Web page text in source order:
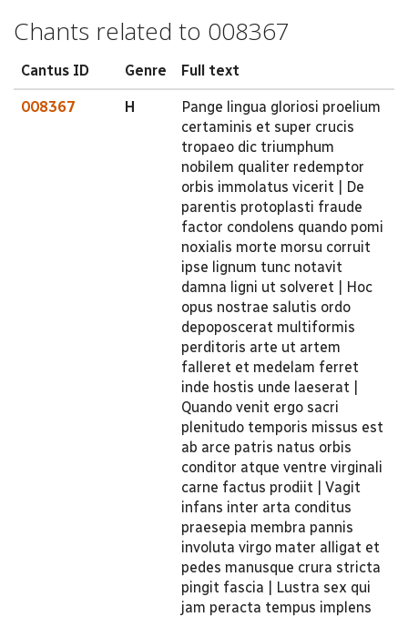
Chants related to 008367
Cantus ID Genre Full text
008367 H
Pange lingua gloriosi proelium
certaminis et super crucis
tropaeo dic triumphum
nobilem qualiter redemptor
orbis immolatus vicerit | De
parentis protoplasti fraude
factor condolens quando pomi
noxialis morte morsu corruit
ipse lignum tunc notavit
damna ligni ut solveret | Hoc
opus nostrae salutis ordo
depoposcerat multiformis
perditoris arte ut artem
falleret et medelam ferret
inde hostis unde laeserat |
Quando venit ergo sacri
plenitudo temporis missus est
ab arce patris natus orbis
conditor atque ventre virginali
carne factus prodiit | Vagit
infans inter arta conditus
praesepia membra pannis
involuta virgo mater alligat et
pedes manusque crura stricta
pingit fascia | Lustra sex qui
jam peracta tempus implens